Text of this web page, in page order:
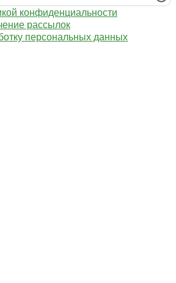
конфиденциальности
рассылок
персональных данных